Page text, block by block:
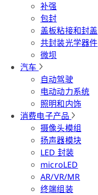
补强
包封
盖板粘接和封盖
共封装光学器件
微坝
汽车
自动驾驶
电动动力系统
照明和内饰
消费电子产品
摄像头模组
扬声器模块
LED 封装
microLED
AR/VR/MR
终端组装